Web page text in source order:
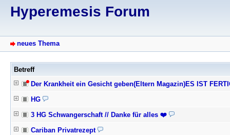
Hyperemesis Forum
neues Thema
Betreff
Der Krankheit ein Gesicht geben(Eltern Magazin)ES IST
HG
3 HG Schwangerschaft // Danke für alles ❤️
Cariban Privatrezept